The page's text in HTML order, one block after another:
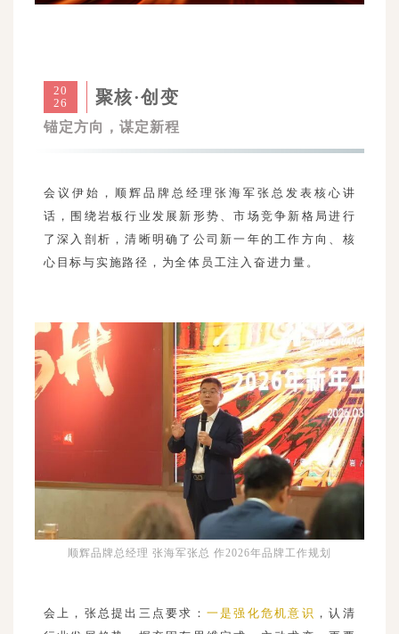
20
26
聚核·创变
锚定方向，谋定新程
会议伊始，顺辉品牌总经理张海军张总发表核心讲
话，围绕岩板行业发展新形势、市场竞争新格局进行
了深入剖析，清晰明确了公司新一年的工作方向、核
心目标与实施路径，为全体员工注入奋进力量。
顺辉品牌总经理 张海军张总 作2026年品牌工作规划
会上，张总提出三点要求： 一是强化危机意识 ，认清